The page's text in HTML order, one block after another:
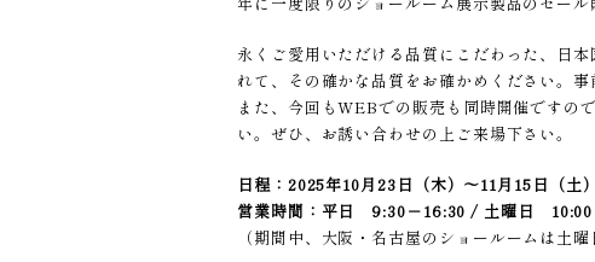
永くご愛用いただける品質にこだわった、日
れて、その確かな品質をお確かめください。
また、今回もWEBでの販売も同時開催ですの
い。ぜひ、お誘い合わせの上ご来場下さい。
日程：2025年10月23日（木）～11月15日（土）
営業時間：平日 9:30－16:30 / 土曜日 10:00
（期間中、大阪・名古屋のショールームは土